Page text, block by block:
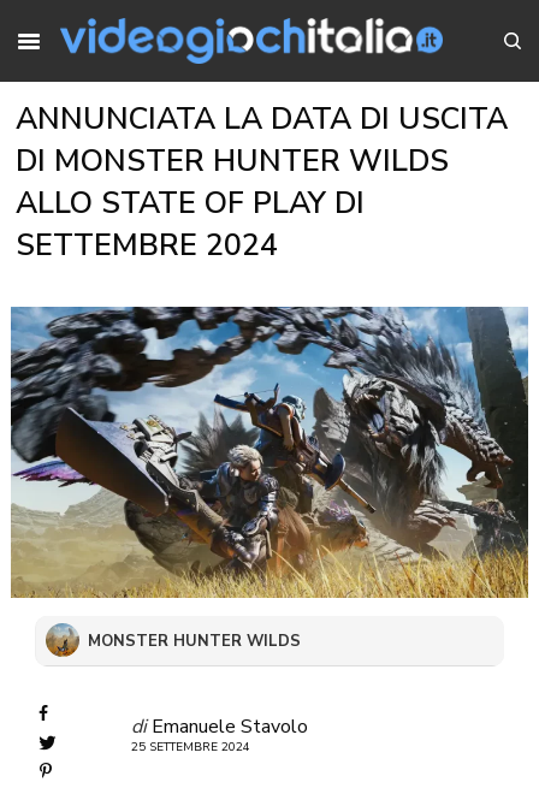
ANNUNCIATA LA DATA DI USCITA
DI MONSTER HUNTER WILDS
ALLO STATE OF PLAY DI
SETTEMBRE 2024
MONSTER HUNTER WILDS
di Emanuele Stavolo
25 SETTEMBRE 2024